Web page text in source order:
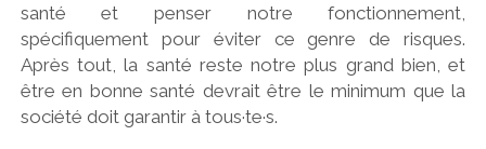
santé et penser notre fonctionnement,
spécifiquement pour éviter ce genre de risques.
Après tout, la santé reste notre plus grand bien, et
être en bonne santé devrait être le minimum que la
société doit garantir à tous·te·s.